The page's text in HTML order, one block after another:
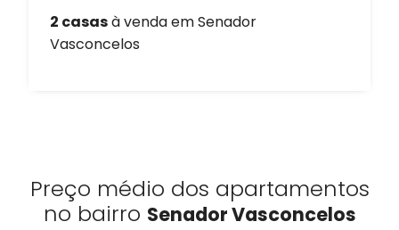
2 casasà venda em Senador
Vasconcelos
Preço médio dos apartamentos
no bairro Senador Vasconcelos